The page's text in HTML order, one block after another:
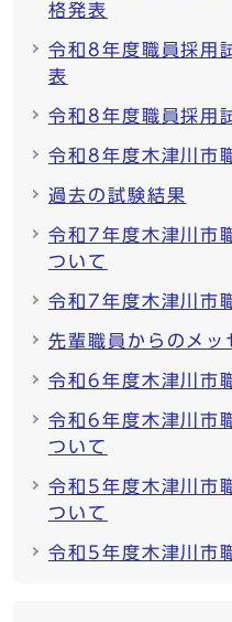
格発表
令和8年度職員採用
表
令和8年度職員採用
令和8年度木津川市
過去の試験結果
令和7年度木津川市
ついて
令和7年度木津川市
先輩職員からのメッ
令和6年度木津川市
令和6年度木津川市
ついて
令和5年度木津川市
ついて
令和5年度木津川市